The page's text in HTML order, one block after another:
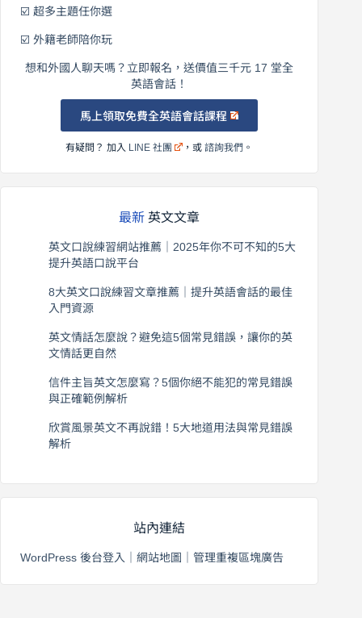
☑️ 超多主題任你選
☑️ 外籍老師陪你玩
想和外國人聊天嗎？立即報名，送價值三千元 17 堂全
英語會話！
馬上領取免費全英語會話課程
有疑問？ 加入 LINE 社團 ，或諮詢我們 。
最新 英文文章
英文口說練習網站推薦｜2025年你不可不知的5大
提升英語口說平台
8大英文口說練習文章推薦｜提升英語會話的最佳
入門資源
英文情話怎麼說？避免這5個常見錯誤，讓你的英
文情話更自然
信件主旨英文怎麼寫？5個你絕不能犯的常見錯誤
與正確範例解析
欣賞風景英文不再說錯！5大地道用法與常見錯誤
解析
站內連結
WordPress 後台登入 網站地圖 管理重複區塊廣告